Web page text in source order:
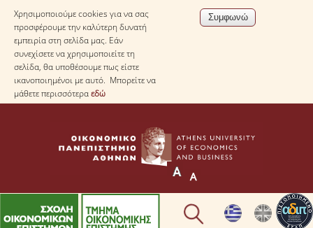
Χρησιμοποιούμε cookies για να σας
προσφέρουμε την καλύτερη δυνατή
εμπειρία στη σελίδα μας. Εάν
συνεχίσετε να χρησιμοποιείτε τη
σελίδα, θα υποθέσουμε πως είστε
ικανοποιημένοι με αυτό. Μπορείτε να
μάθετε περισσότεραεδώ